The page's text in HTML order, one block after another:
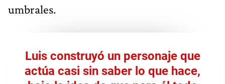
umbrales.
Luis construyó un personaje que
actúa casi sin saber lo que hace,